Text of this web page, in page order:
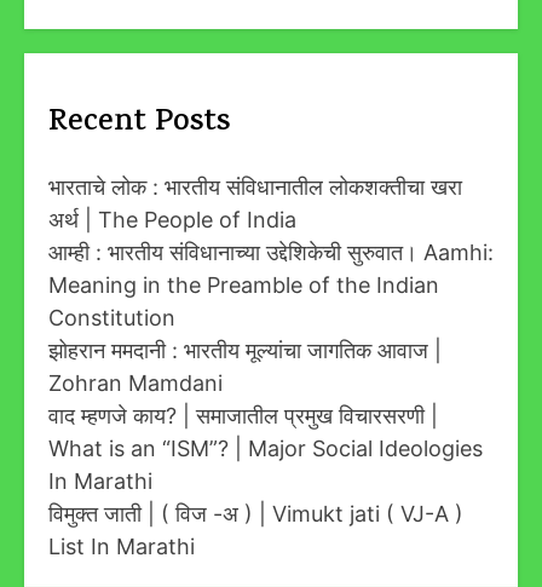
Recent Posts
भारताचे लोक : भारतीय संविधानातील लोकशक्तीचा खरा
अर्थ | The People of India
आम्ही : भारतीय संविधानाच्या उद्देशिकेची सुरुवात। Aamhi:
Meaning in the Preamble of the Indian
Constitution
झोहरान ममदानी : भारतीय मूल्यांचा जागतिक आवाज |
Zohran Mamdani
वाद म्हणजे काय? | समाजातील प्रमुख विचारसरणी |
What is an “ISM”? | Major Social Ideologies
In Marathi
विमुक्त जाती | ( विज -अ ) | Vimukt jati ( VJ-A )
List In Marathi